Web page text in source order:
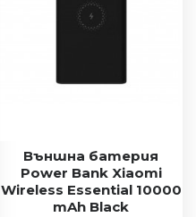
Външна батерия
Power Bank Xiaomi
Wireless Essential 10000
mAh Black